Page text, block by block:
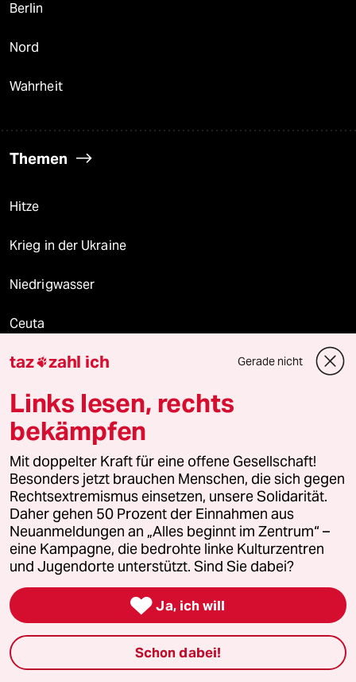
Berlin
Nord
Wahrheit
Themen
Hitze
Krieg in der Ukraine
Niedrigwasser
Ceuta
Rente
Verlag
Aktuelles
Hausblog
Die Seitenwende
Stellen
Presse
taz zahl ich Gerade nicht
Links lesen, rechts
bekämpfen
Mit doppelter Kraft für eine offene Gesellschaft!
Besonders jetzt brauchen Menschen, die sich gegen
Rechtsextremismus einsetzen, unsere Solidarität.
Daher gehen 50 Prozent der Einnahmen aus
Neuanmeldungen an „Alles beginnt im Zentrum“ –
eine Kampagne, die bedrohte linke Kulturzentren
und Jugendorte unterstützt. Sind Sie dabei?
 Ja, ich will
Schon dabei!